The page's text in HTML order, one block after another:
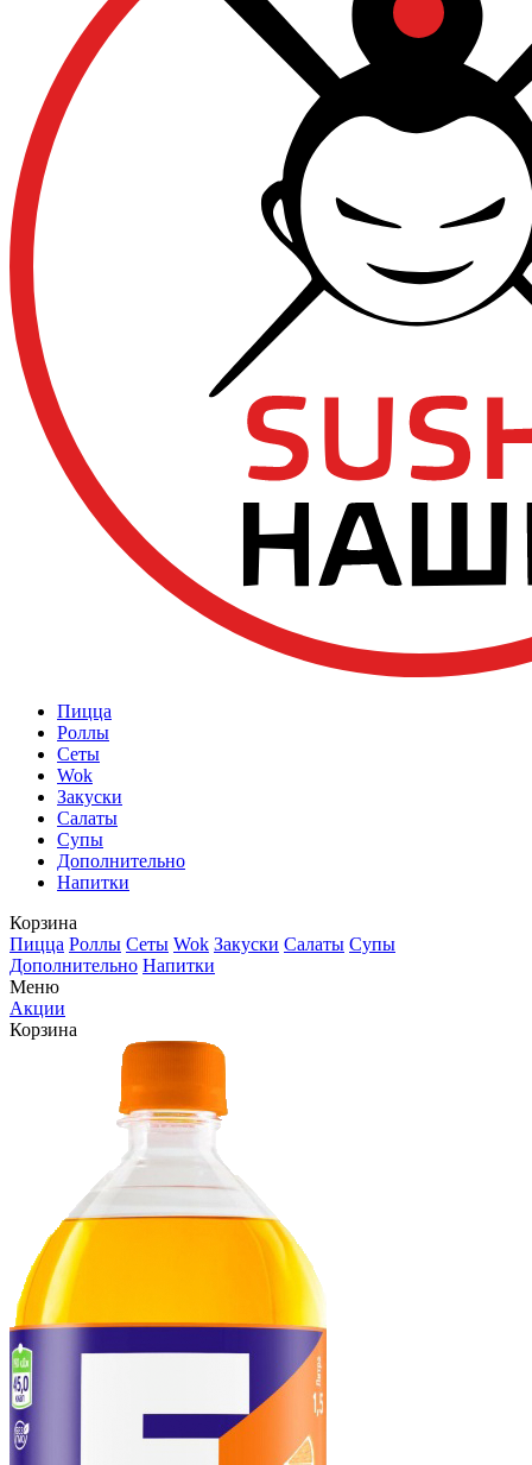
Пицца
Роллы
Сеты
Wok
Закуски
Салаты
Супы
Дополнительно
Напитки
Корзина
Пицца Роллы Сеты Wok Закуски Салаты Супы
Дополнительно Напитки
Меню
Акции
Корзина